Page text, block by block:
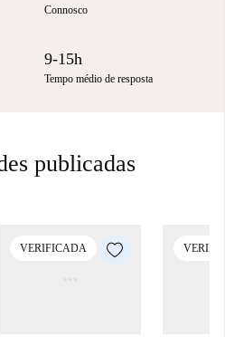
Connosco
9-15h
Tempo médio de resposta
publicadas
VERIFICADA